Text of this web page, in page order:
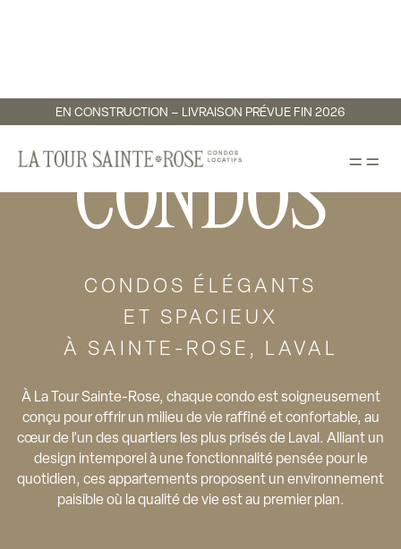
EN CONSTRUCTION – LIVRAISON PRÉVUE FIN 2026
==
CONDOS
CONDOS ÉLÉGANTS
ET SPACIEUX
À SAINTE-ROSE, LAVAL
À La Tour Sainte-Rose, chaque condo est soigneusement
conçu pour offrir un milieu de vie raffiné et confortable, au
cœur de l’un des quartiers les plus prisés de Laval. Alliant un
design intemporel à une fonctionnalité pensée pour le
quotidien, ces appartements proposent un environnement
paisible où la qualité de vie est au premier plan.